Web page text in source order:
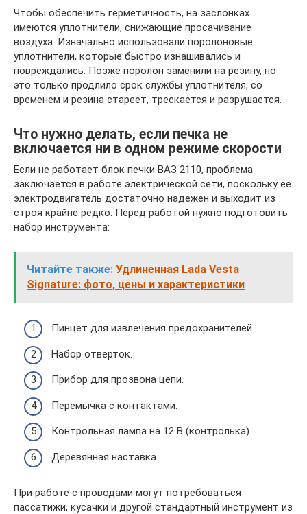
Чтобы обеспечить герметичность, на заслонках
имеются уплотнители, снижающие просачивание
воздуха. Изначально использовали поролоновые
уплотнители, которые быстро изнашивались и
повреждались. Позже поролон заменили на резину, но
это только продлило срок службы уплотнителя, со
временем и резина стареет, трескается и разрушается.
Что нужно делать, если печка не
включается ни в одном режиме скорости
Если не работает блок печки ВАЗ 2110, проблема
заключается в работе электрической сети, поскольку ее
электродвигатель достаточно надежен и выходит из
строя крайне редко. Перед работой нужно подготовить
набор инструмента:
Читайте также: Удлиненная Lada Vesta
Signature: фото, цены и характеристики
Пинцет для извлечения предохранителей.
Набор отверток.
Прибор для прозвона цепи.
Перемычка с контактами.
Контрольная лампа на 12 В (контролька).
Деревянная наставка.
При работе с проводами могут потребоваться
пассатижи, кусачки и другой стандартный инструмент из